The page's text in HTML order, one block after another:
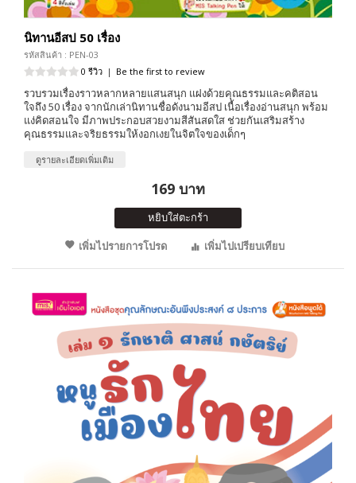
นิทานอีสป 50 เรื่อง
รหัสสินค้า : PEN-03
0 รีวิว | Be the first to review
รวบรวมเรื่องราวหลากหลายแสนสนุก แฝงด้วยคุณธรรมและคติสอน
ใจถึง 50 เรื่อง จากนักเล่านิทานชื่อดังนามอีสป เนื้อเรื่องอ่านสนุก พร้อม
แง่คิดสอนใจ มีภาพประกอบสวยงามสีสันสดใส ช่วยกันเสริมสร้าง
คุณธรรมและจริยธรรมให้งอกเงยในจิตใจของเด็กๆ
ดูรายละเอียดเพิ่มเติม
169 บาท
หยิบใส่ตะกร้า
เพิ่มไปรายการโปรด
เพิ่มไปเปรียบเทียบ